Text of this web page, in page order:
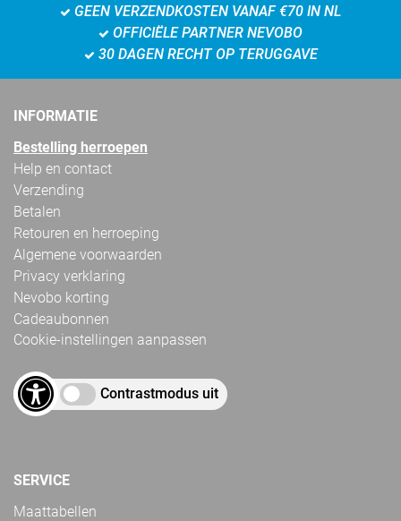
GEEN VERZENDKOSTEN VANAF €70 IN NL
OFFICIËLE PARTNER NEVOBO
30 DAGEN RECHT OP TERUGGAVE
INFORMATIE
Bestelling herroepen
Help en contact
Verzending
Betalen
Retouren en herroeping
Algemene voorwaarden
Privacy verklaring
Nevobo korting
Cadeaubonnen
Cookie-instellingen aanpassen
Contrastmodus uit
SERVICE
Maattabellen